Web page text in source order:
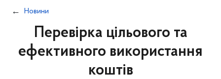
Новини
Перевірка цільового та
ефективного використання
коштів